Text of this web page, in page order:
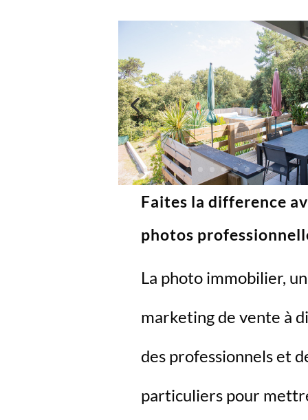
Faites la difference
photos
La photo immobilier,
marketing de vente à
des professionnels et
particuliers pour